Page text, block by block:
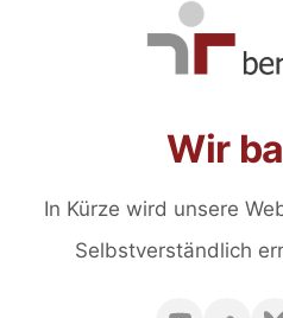
Wir
In Kürze wird unsere
Selbstverständlich